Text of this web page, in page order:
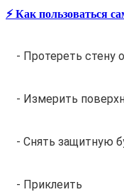
⚡️ Как пользоваться
- Протереть стену
- Измерить
- Снять защитную
- Приклеить